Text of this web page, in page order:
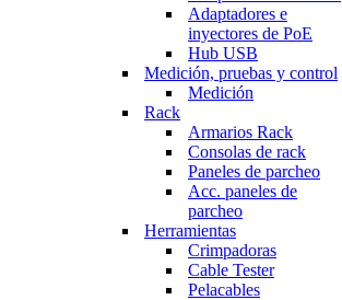
Adaptadores e
inyectores de PoE
Hub USB
Medición, pruebas y control
Medición
Rack
Armarios Rack
Consolas de rack
Paneles de parcheo
Acc. paneles de
parcheo
Herramientas
Crimpadoras
Cable Tester
Pelacables